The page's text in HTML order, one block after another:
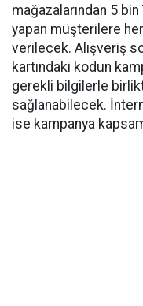
mağazalarından 5
yapan müşterilere
verilecek. Alışveriş
kartındaki kodun
gerekli bilgilerle
sağlanabilecek.
ise kampanya